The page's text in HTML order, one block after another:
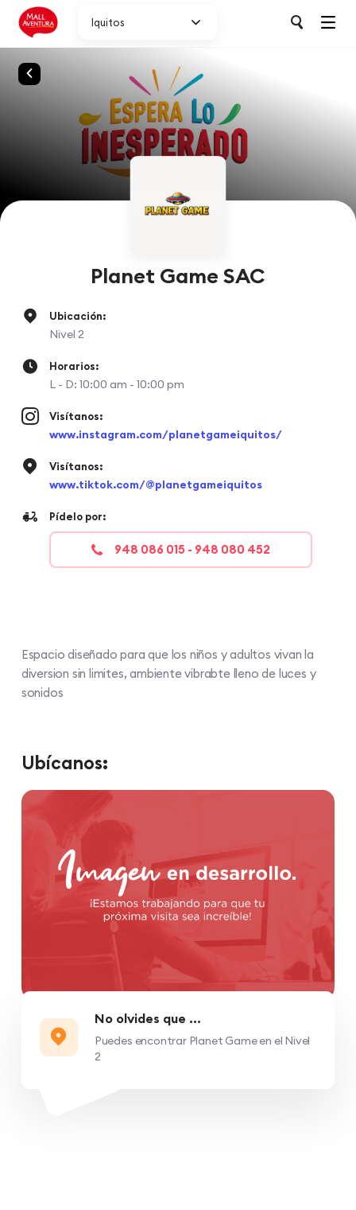
Iquitos
Planet Game SAC
Ubicación:
Nivel 2
Horarios:
L - D: 10:00 am - 10:00 pm
Visítanos:
www.instagram.com/planetgameiquitos/
Visítanos:
www.tiktok.com/@planetgameiquitos
Pídelo por:
948 086 015 - 948 080 452
Espacio diseñado para que los niños y adultos vivan la
diversion sin limites, ambiente vibrabte lleno de luces y
sonidos
Ubícanos:
No olvides que ...
Puedes encontrar Planet Game en el Nivel
2